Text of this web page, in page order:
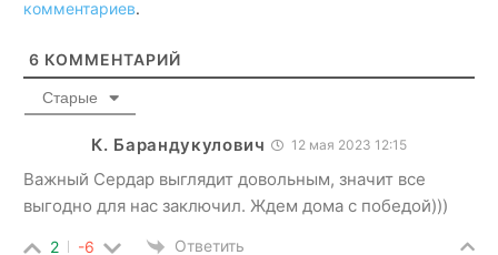
комментариев.
6 КОММЕНТАРИЙ
Старые
К. Барандукулович 12 мая 2023 12:15
Важный Сердар выглядит довольным, значит все
выгодно для нас заключил. Ждем дома с победой)))
2 -6 Ответить